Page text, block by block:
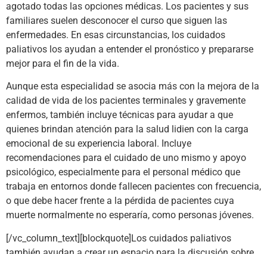
agotado todas las opciones médicas. Los pacientes y sus
familiares suelen desconocer el curso que siguen las
enfermedades. En esas circunstancias, los cuidados
paliativos los ayudan a entender el pronóstico y prepararse
mejor para el fin de la vida.
Aunque esta especialidad se asocia más con la mejora de la
calidad de vida de los pacientes terminales y gravemente
enfermos, también incluye técnicas para ayudar a que
quienes brindan atención para la salud lidien con la carga
emocional de su experiencia laboral. Incluye
recomendaciones para el cuidado de uno mismo y apoyo
psicológico, especialmente para el personal médico que
trabaja en entornos donde fallecen pacientes con frecuencia,
o que debe hacer frente a la pérdida de pacientes cuya
muerte normalmente no esperaría, como personas jóvenes.
[/vc_column_text][blockquote]Los cuidados paliativos